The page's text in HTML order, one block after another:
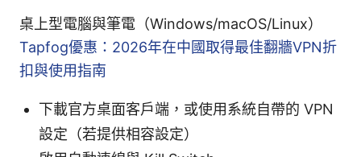
桌上型電腦與筆電（Windows/macOS/Linux）
Tapfog優惠：2026年在中國取得最佳翻牆VPN折
扣與使用指南
下載官方桌面客戶端，或使用系統自帶的 VPN
設定（若提供相容設定）